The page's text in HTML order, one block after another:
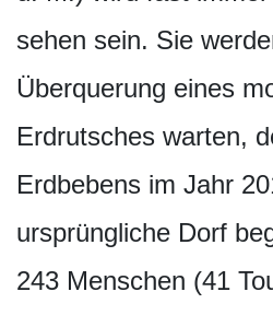
sehen sein. Sie
Überquerung eines
Erdrutsches warten,
Erdbebens im Jahr
ursprüngliche Dorf
243 Menschen (41